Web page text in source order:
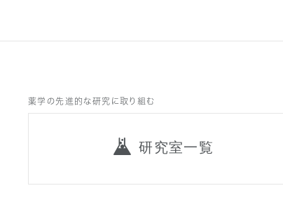
薬学の先進的な研究に取り組む
研究室一覧